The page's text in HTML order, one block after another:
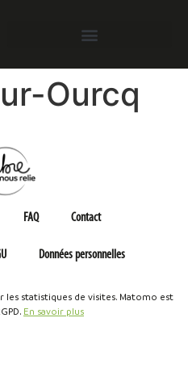
Ourcq
FAQ Contact
Données personnelles
les statistiques de visites. Matomo est
En savoir plus